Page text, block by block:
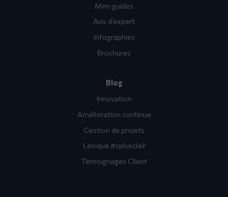
Mini-guides
Avis d’expert
Infographies
Brochures
Blog
Innovation
Amélioration continue
Gestion de projets
Lexique #cplusclair
Témoignages Client